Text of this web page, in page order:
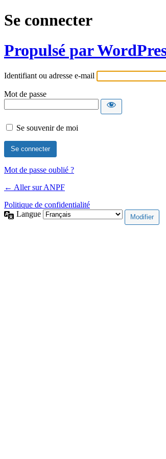
Se connecter
Propulsé par
Identifiant ou adresse e-mail
Mot de passe
Se souvenir de moi
Mot de passe oublié ?
← Aller sur ANPF
Politique de confidentialité
Langue